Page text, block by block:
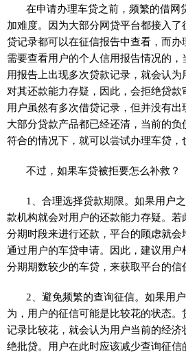
在申请办理车贷之前，频繁的借网
加难度。因为大部分网贷平台都接入
贷记录都可以在征信报告中查看，而办
需要查看用户的个人信用报告情况的
用报告上出现多次贷款记录，就会认为
对其还款能力存疑，因此，会拒绝贷
用户虽然有多次借贷记录，但并没有
大部分贷款产品都已经还清，当前的
符合的情况下，就可以尝试办理车贷，
不过，如果车贷被拒要怎么补救？
1、合理选择贷款期限。如果用户
款机构就会对用户的还款能力存疑。若
分期时段来进行还款，平台的顾虑就
通过用户的车贷申请。因此，建议用户
分期期数较少的车贷，来获取平台的信
2、避免频繁的查询征信。如果用
为，用户的征信可能是比较花的状态
记录比较花，就会认为用户当前的经
绝批贷。用户在此时应该减少查询征信